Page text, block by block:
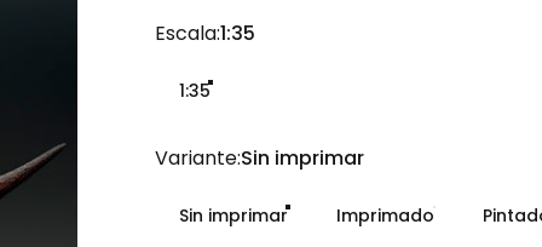
Escala
Escala:1:35
1:35
Variante
Variante:Sin imprimar
Sin imprimar Imprimado